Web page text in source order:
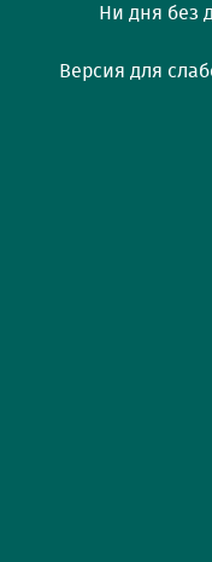
Ни дня без
Версия для